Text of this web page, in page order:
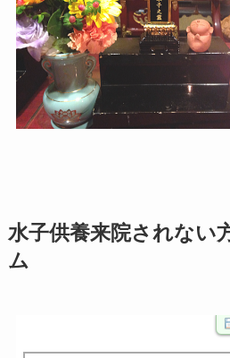
水子供養来院されない
ム